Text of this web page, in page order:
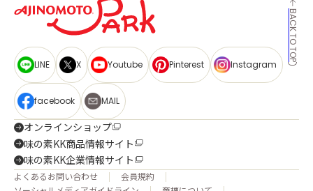
BACK TO TOP
LINE X Youtube Pinterest Instagram
facebook MAIL
オンラインショップ
味の素KK商品情報サイト
味の素KK企業情報サイト
よくあるお問い合わせ
会員規約